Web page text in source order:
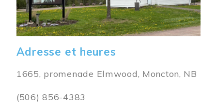
Adresse et heures
1665, promenade Elmwood, Moncton, NB
(506) 856-4383